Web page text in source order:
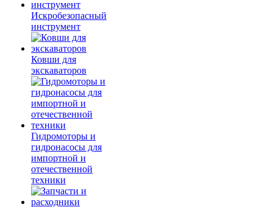
Искробезопасный
инструмент
Ковши для
экскаваторов
Гидромоторы и
гидронасосы для
импортной и
отечественной
техники